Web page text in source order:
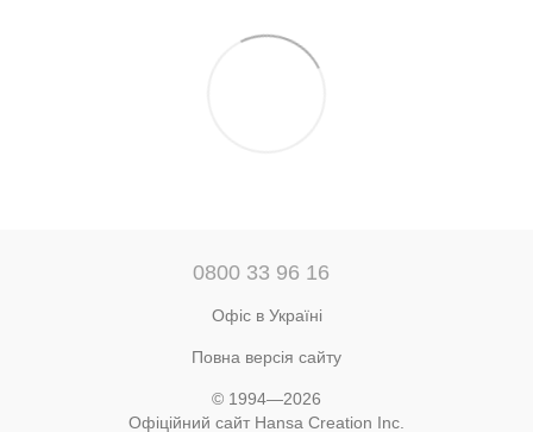
0800 33 96 16
Офіс в Україні
Повна версія сайту
© 1994—2026
Офіційний сайт Hansa Creation Inc.